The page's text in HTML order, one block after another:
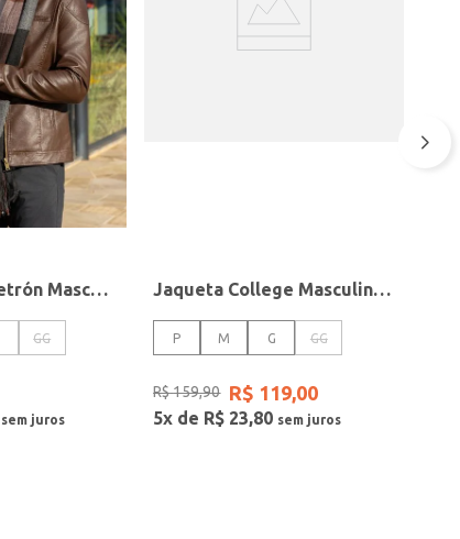
Jaqueta PU Eletrón Masculina MARROM
GG
Jaqueta College Masculina BEGE
P M G GG
R$159,90 R$ 119,00
5x de R$ 23,80